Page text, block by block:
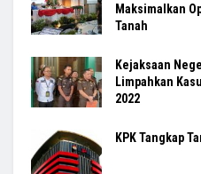
Maksimalkan
Tanah
Kejaksaan
Limpahkan
2022
KPK Tangkap